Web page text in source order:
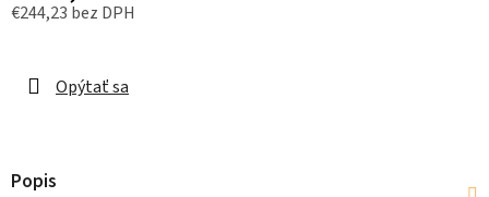
€244,23 bez DPH
Opýtať sa
Popis